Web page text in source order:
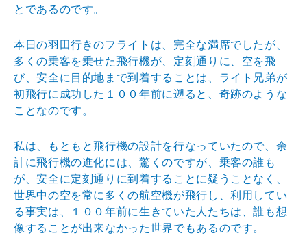
とであるのです。
本日の羽田行きのフライトは、完全な満席でしたが、
多くの乗客を乗せた飛行機が、定刻通りに、空を飛
び、安全に目的地まで到着することは、ライト兄弟が
初飛行に成功した１００年前に遡ると、奇跡のような
ことなのです。
私は、もともと飛行機の設計を行なっていたので、余
計に飛行機の進化には、驚くのですが、乗客の誰も
が、安全に定刻通りに到着することに疑うことなく、
世界中の空を常に多くの航空機が飛行し、利用してい
る事実は、１００年前に生きていた人たちは、誰も想
像することが出来なかった世界でもあるのです。